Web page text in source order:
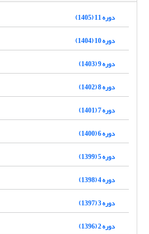
دوره 11 (1405)
دوره 10 (1404)
دوره 9 (1403)
دوره 8 (1402)
دوره 7 (1401)
دوره 6 (1400)
دوره 5 (1399)
دوره 4 (1398)
دوره 3 (1397)
دوره 2 (1396)